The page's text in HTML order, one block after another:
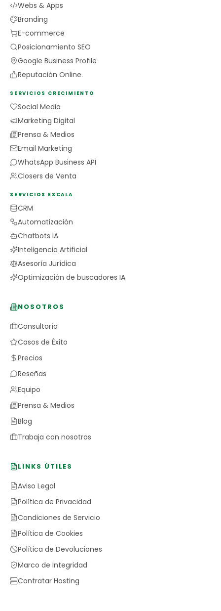
Webs & Apps
Branding
E-commerce
Posicionamiento SEO
Google Business Profile
Reputación Online.
SERVICIOS CRECIMIENTO
Social Media
Marketing Digital
Prensa & Medios
Email Marketing
WhatsApp Business API
Closers de Venta
SERVICIOS ESCALA
CRM
Automatización
Chatbots IA
Inteligencia Artificial
Asesoría Jurídica
Optimización de buscadores IA
NOSOTROS
Consultoría
Casos de Éxito
Precios
Reseñas
Equipo
Prensa & Medios
Blog
Trabaja con nosotros
LINKS ÚTILES
Aviso Legal
Política de Privacidad
Condiciones de Servicio
Política de Cookies
Política de Devoluciones
Marco de Integridad
Contratar Hosting